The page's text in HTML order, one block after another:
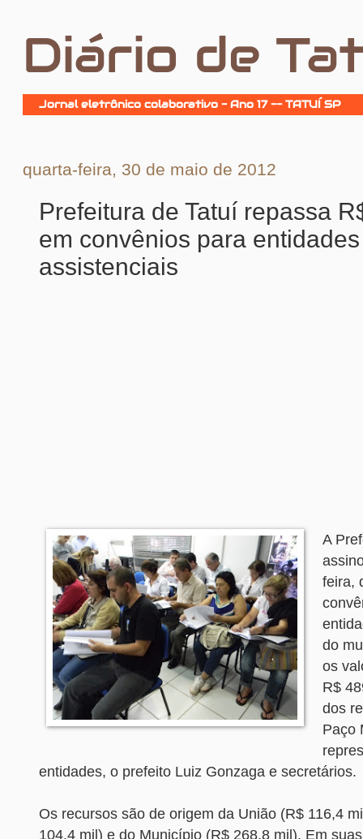
Diário de
Jornal eletrônico colaborativo - Ano 17 -- TATUÍ SP
quarta-feira, 30 de maio de 2012
Prefeitura de Tatuí repassa
em convênios para entidades
assistenciais
A
feira,
do
os
R$
dos
Paço
entidades, o prefeito Luiz Gonzaga e secretários.
Os recursos são de origem da União (R$ 116,4
104,4 mil) e do Município (R$ 268,8 mil). Em